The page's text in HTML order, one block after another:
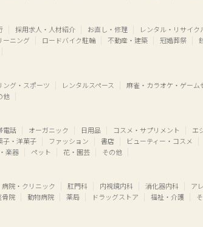
採用求人・人材紹介 お直し・修理 レンタル・リサイク
ーニング ロードバイク駐輪 不動産・建築 冠婚葬祭
ング・スポーツ レンタルスペース 麻雀・カラオケ・ゲーム
他
電話 オーガニック 日用品 コスメ・サプリメント エ
子・洋菓子 ファッション 書店 ビューティー・コスメ
楽器 ペット 花・園芸 その他
病院・クリニック 肛門科 内視鏡内科 消化器内科 ア
骨院 動物病院 薬局 ドラッグストア 福祉・介護